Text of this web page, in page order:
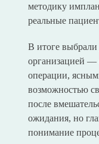
методику
реальные
В итоге выбрали
организацией —
операции,
возможностью
после
ожидания, но
понимание